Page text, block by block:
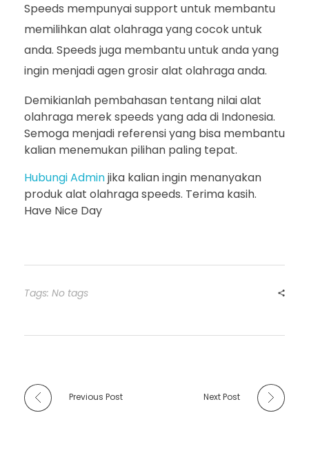
Speeds mempunyai support untuk membantu
memilihkan alat olahraga yang cocok untuk
anda. Speeds juga membantu untuk anda yang
ingin menjadi agen grosir alat olahraga anda.
Demikianlah pembahasan tentang nilai alat
olahraga merek speeds yang ada di Indonesia.
Semoga menjadi referensi yang bisa membantu
kalian menemukan pilihan paling tepat.
Hubungi Adminjika kalian ingin menanyakan
produk alat olahraga speeds. Terima kasih.
Have Nice Day
Tags: No tags
Previous Post Next Post